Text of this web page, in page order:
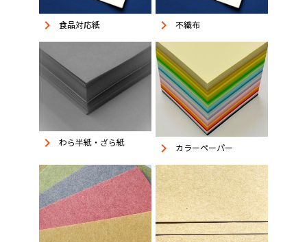
keyboard_arrow_right 食品対応紙 keyboard_arrow_right 不織布
keyboard_arrow_right わら半紙・ざら紙 keyboard_arrow_right カラーペーパー